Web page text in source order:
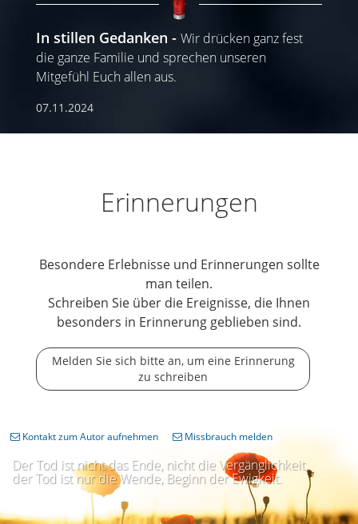
In stillen Gedanken
Wir drücken ganz fest
die ganze Familie und sprechen unseren
Mitgefühl Euch allen aus.
07.11.2024
Erinnerungen
Besondere Erlebnisse und Erinnerungen sollte
man teilen.
Schreiben Sie über die Ereignisse, die Ihnen
besonders in Erinnerung geblieben sind.
Melden Sie sich bitte an, um eine Erinnerung
zu schreiben
Der Tod ist nicht das Ende, nicht die Vergänglichkeit,
der Tod ist nur die Wende, Beginn der Ewigkeit.
Kontakt zum Autor aufnehmen Missbrauch melden